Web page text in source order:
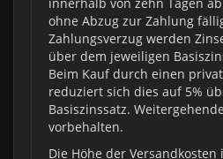
ohne Abzug zur Zahlung
Zahlungsverzug werden
über dem jeweiligen
Beim Kauf durch einen
reduziert sich dies auf 5%
Basiszinssatz.
vorbehalten.
Die Höhe der